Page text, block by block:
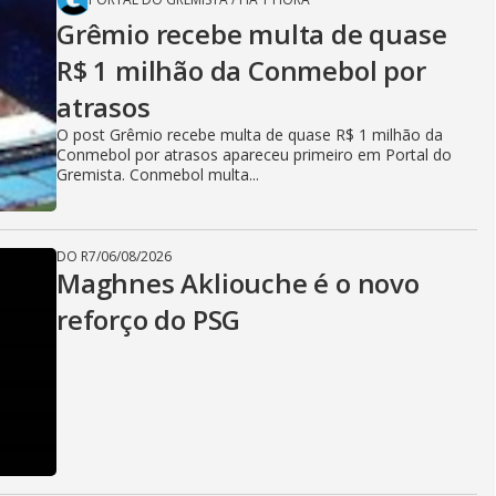
Grêmio recebe multa de quase
R$ 1 milhão da Conmebol por
atrasos
O post Grêmio recebe multa de quase R$ 1 milhão da
Conmebol por atrasos apareceu primeiro em Portal do
Gremista. Conmebol multa...
DO R7/06/08/2026
Maghnes Akliouche é o novo
reforço do PSG